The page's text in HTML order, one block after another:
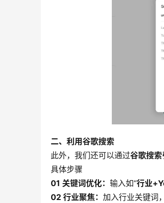
二、利用谷歌搜索
此外，我们还可以通过谷歌搜索
具体步骤
01 关键词优化： 输入如“行业
02 行业聚焦： 加入行业关键词